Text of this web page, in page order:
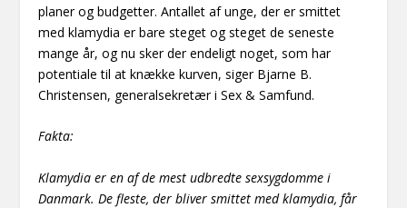
planer og budgetter. Antallet af unge, der er smittet
med klamydia er bare steget og steget de seneste
mange år, og nu sker der endeligt noget, som har
potentiale til at knække kurven, siger Bjarne B.
Christensen, generalsekretær i Sex & Samfund.
Fakta:
Klamydia er en af de mest udbredte sexsygdomme i
Danmark. De fleste, der bliver smittet med klamydia, får